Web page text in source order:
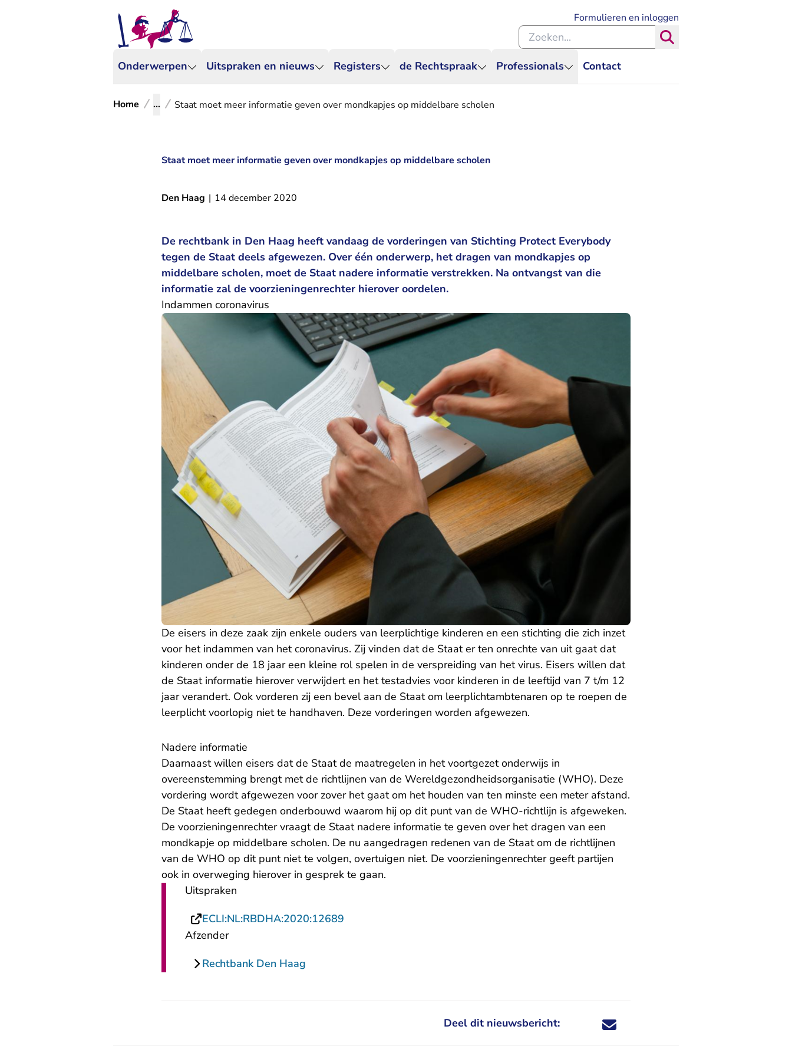
Onderwerpen Uitspraken en nieuws Registers de Rechtspraak Professionals Contact
Formulieren en inloggen
Zoeken binnen de Rechtspraak
Home ... Staat moet meer informatie geven over mondkapjes op middelbare scholen
Staat moet meer informatie geven over mondkapjes op middelbare scholen
Den Haag | 14 december 2020
De rechtbank in Den Haag heeft vandaag de vorderingen van Stichting Protect Everybody
tegen de Staat deels afgewezen. Over één onderwerp, het dragen van mondkapjes op
middelbare scholen, moet de Staat nadere informatie verstrekken. Na ontvangst van die
informatie zal de voorzieningenrechter hierover oordelen.
Indammen coronavirus
De eisers in deze zaak zijn enkele ouders van leerplichtige kinderen en een stichting die zich inzet
voor het indammen van het coronavirus. Zij vinden dat de Staat er ten onrechte van uit gaat dat
kinderen onder de 18 jaar een kleine rol spelen in de verspreiding van het virus. Eisers willen dat
de Staat informatie hierover verwijdert en het testadvies voor kinderen in de leeftijd van 7 t/m 12
jaar verandert. Ook vorderen zij een bevel aan de Staat om leerplichtambtenaren op te roepen de
leerplicht voorlopig niet te handhaven. Deze vorderingen worden afgewezen.
Nadere informatie
Daarnaast willen eisers dat de Staat de maatregelen in het voortgezet onderwijs in
overeenstemming brengt met de richtlijnen van de Wereldgezondheidsorganisatie (WHO). Deze
vordering wordt afgewezen voor zover het gaat om het houden van ten minste een meter afstand.
De Staat heeft gedegen onderbouwd waarom hij op dit punt van de WHO-richtlijn is afgeweken.
De voorzieningenrechter vraagt de Staat nadere informatie te geven over het dragen van een
mondkapje op middelbare scholen. De nu aangedragen redenen van de Staat om de richtlijnen
van de WHO op dit punt niet te volgen, overtuigen niet. De voorzieningenrechter geeft partijen
ook in overweging hierover in gesprek te gaan.
Uitspraken
ECLI:NL:RBDHA:2020:12689
Afzender
Rechtbank Den Haag
Deel dit nieuwsbericht: Deel dit nieuwsbericht via X - U verlaat
Deel dit nieuwsbericht via Facebook - U
Deel dit nieuwsbericht via e-mail
Deel dit nieuwsbericht via LinkedIn - U